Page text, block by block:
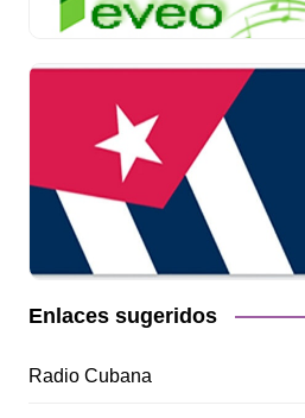
Enlaces sugeridos
Radio Cubana